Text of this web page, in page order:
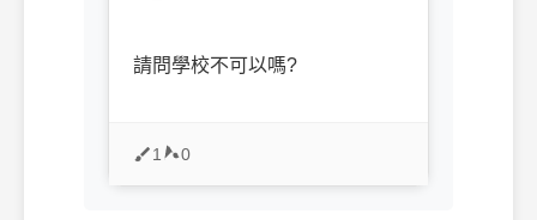
請問學校不可以嗎?
1 0